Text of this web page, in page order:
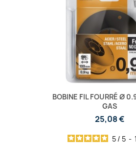
BOBINE FIL FOURRÉ Ø
GAS
25,08 €
5 / 5 - 1